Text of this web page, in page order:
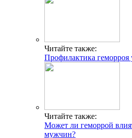
Читайте также:
Профилактика
Читайте также:
Может ли геморрой
мужчин?